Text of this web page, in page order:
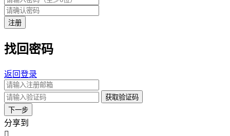
注册
找回密码
返回登录
获取验证码
下一步
分享到